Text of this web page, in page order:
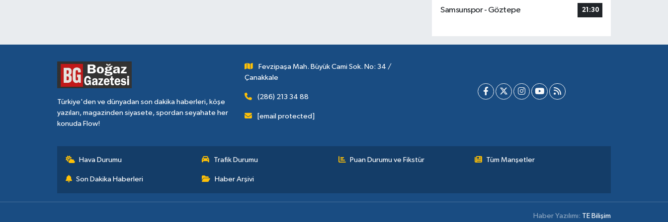
Samsunspor - Göztepe
21:30
Türkiye'den ve dünyadan son dakika haberleri, köşe
yazıları, magazinden siyasete, spordan seyahate her
konuda Flow!
Fevzipaşa Mah. Büyük Cami Sok. No: 34 /
Çanakkale
(286) 213 34 88
[email protected]
Hava Durumu Trafik Durumu Puan Durumu ve Fikstür Tüm Manşetler
Son Dakika Haberleri Haber Arşivi
Haber Yazılımı: TE Bilişim